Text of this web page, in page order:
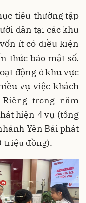
tiêu thường tập
dân tại các khu
ít có điều kiện
thức bảo mật số.
động ở khu vực
vụ việc khách
trong năm
hiện 4 vụ (tổng
Yên Bái phát
triệu đồng).